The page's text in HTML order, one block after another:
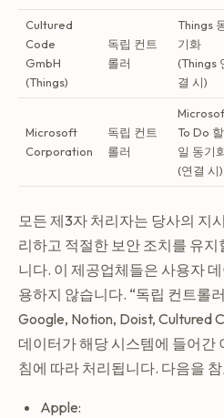
Cultured
Code
GmbH
(Things)
독립 컨트
롤러
Things
기화
(Things
결 시)
Microsoft
Corporation
독립 컨트
롤러
To Do 할
일 동기
(연결 시)
모든 제3자 처리자는 당사의 지
리하고 적절한 보안 조치를 유
니다. 이 제공업체들은 사용자
용하지 않습니다. “독립 컨트롤
Google, Notion, Doist, Cultured
데이터가 해당 시스템에 들어간
침에 따라 처리됩니다. 다음을
Apple: